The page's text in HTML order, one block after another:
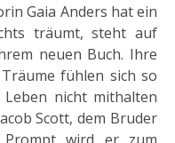
Gaia Anders hat ein
träumt, steht auf
neuen Buch. Ihre
fühlen sich so
Leben nicht mithalten
Scott, dem Bruder